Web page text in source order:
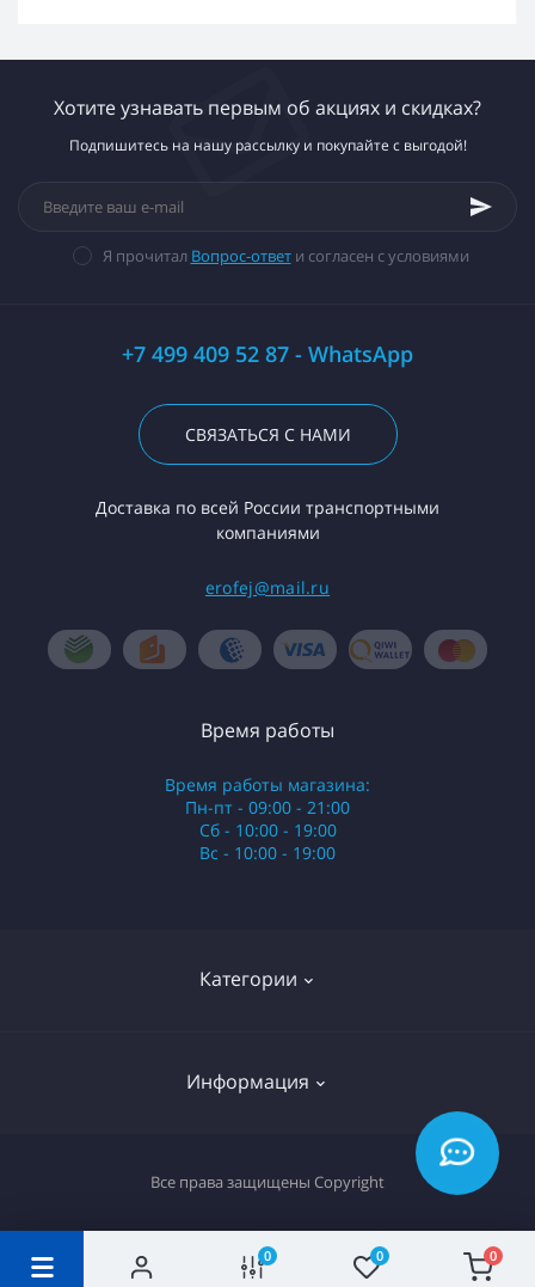
0 0 0
Хотите узнавать первым об акциях и скидках?
Подпишитесь на нашу рассылку и покупайте с выгодой!
Я прочитал Вопрос-ответи согласен с условиями
+7 499 409 52 87 - WhatsApp
СВЯЗАТЬСЯ С НАМИ
Доставка по всей России транспортными
компаниями
erofej@mail.ru
Категории
Российские сигареты
Информация
Вопрос-ответ
Время работы
Время работы магазина:
Пн-пт - 09:00 - 21:00
Сб - 10:00 - 19:00
Вс - 10:00 - 19:00
Все права защищены Copyright